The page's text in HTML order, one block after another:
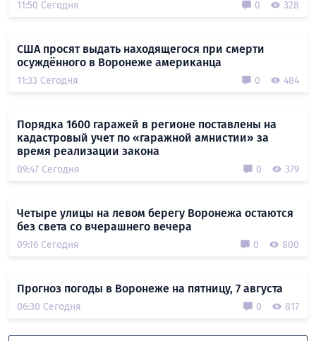
11:50 Сегодня 0 328
США просят выдать находящегося при смерти
осуждённого в Воронеже американца
11:33 Сегодня 0 484
Порядка 1600 гаражей в регионе поставлены на
кадастровый учет по «гаражной амнистии» за
время реализации закона
09:47 Сегодня 0 379
Четыре улицы на левом берегу Воронежа остаются
без света со вчерашнего вечера
09:16 Сегодня 0 800
Прогноз погоды в Воронеже на пятницу, 7 августа
06:30 Сегодня 0 817